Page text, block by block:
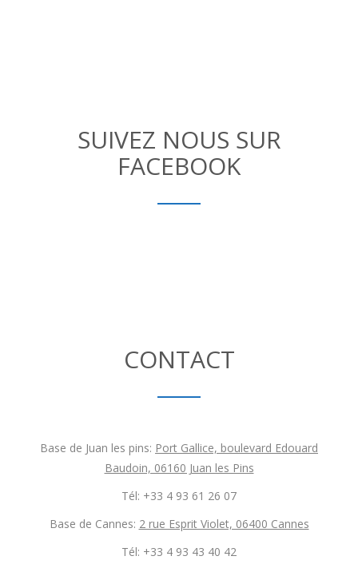
SUIVEZ NOUS SUR
FACEBOOK
CONTACT
Base de Juan les pins: Port Gallice, boulevard Edouard
Baudoin, 06160 Juan les Pins
Tél: +33 4 93 61 26 07
Base de Cannes: 2 rue Esprit Violet, 06400 Cannes
Tél: +33 4 93 43 40 42